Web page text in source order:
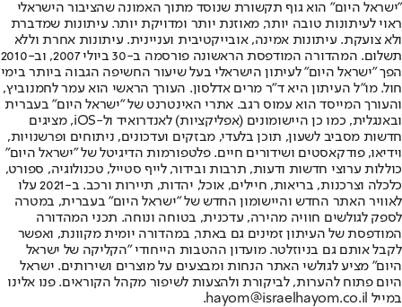
"ישראל היום" הוא גוף תקשורת שנוסד מתוך האמונה שהציבור הישראלי
ראוי לעיתונות טובה יותר, מאוזנת יותר ומדויקת יותר. עיתונות שמדברת
ולא צועקת. עיתונות אמינה, אובייקטיבית ועניינית. עיתונות אחרת וללא
תשלום. המהדורה המודפסת הראשונה פורסמה ב-30 ביולי 2007, וב-2010
הפך "ישראל היום" לעיתון הישראלי בעל שיעור החשיפה הגבוה ביותר בימי
חול. מו"ל העיתון היא ד"ר מרים אדלסון. העורך הראשי הוא עמר לחמנוביץ,
והעורך המייסד הוא עמוס רגב. אתרי האינטרנט של "ישראל היום" בעברית
ובאנגלית, כמו כן היישומונים (אפליקציות) לאנדרואיד ול-iOS, מציגים
חדשות מסביב לשעון, תוכן בלעדי, מבזקים ועדכונים, ניתוחים ופרשנויות,
וידיאו, פודקאסטים ושידורים חיים. פלטפורמות הדיגיטל של "ישראל היום"
כוללות ערוצי חדשות ודעות, תרבות ובידור, לייף סטייל, טכנולוגיה, ספורט,
כלכלה וצרכנות, בריאות, חיילים, אוכל, יהדות, תיירות ורכב. ב-2021 עלו
לאוויר האתר החדש והיישומון החדש של "ישראל היום" בעברית, במטרה
לספק לגולשים חוויה מהירה, עדכנית, בטוחה ונוחה. תכני המהדורה
המודפסת של העיתון זמינים גם באתר, במהדורה יומית מקוונת, ואפשר
לקבל אותם גם בניוזלטר. מועדון ההטבות הייחודי "הקליקה של ישראל
היום" מציע לגולשי האתר הנחות ומבצעים על מוצרים ושירותים. ישראל
היום פתוח להערות, לביקורת ולהצעות לשיפור מקהל הקוראים. פנו אלינו
במייל hayom@israelhayom.co.il.